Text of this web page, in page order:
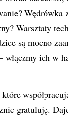
Wędrówka
Warsztaty
są mocno
włączmy ich w
gratuluję.